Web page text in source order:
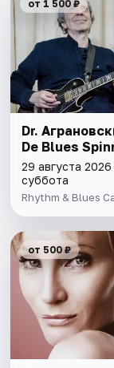
от 1 500 ₽
Dr.
De Blues
29 августа 2026
суббота
Rhythm & Blues
от 500 ₽